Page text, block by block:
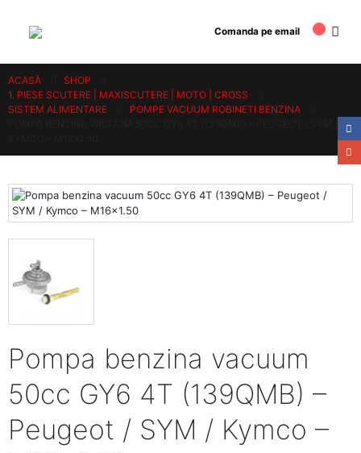
Comanda pe email
ACASĂ
SHOP
1. PIESE SCUTERE | MAXISCUTERE | MOTO | CROSS
SISTEM ALIMENTARE
POMPE VACUUM ROBINETI BENZINA
Pompa benzina vacuum
50cc GY6 4T (139QMB) –
Peugeot / SYM / Kymco –